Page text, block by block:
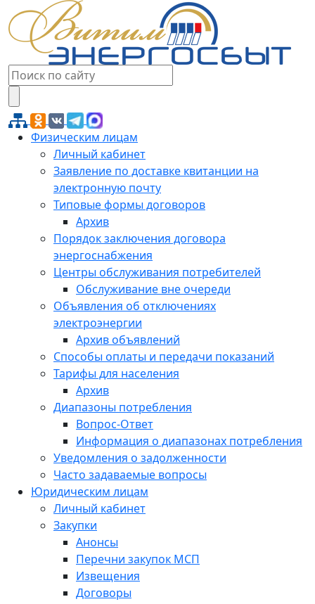
Физическим лицам
Личный кабинет
Заявление по доставке квитанции на
электронную почту
Типовые формы договоров
Архив
Порядок заключения договора
энергоснабжения
Центры обслуживания потребителей
Обслуживание вне очереди
Объявления об отключениях
электроэнергии
Архив объявлений
Способы оплаты и передачи показаний
Тарифы для населения
Архив
Диапазоны потребления
Вопрос-Ответ
Информация о диапазонах потребления
Уведомления о задолженности
Часто задаваемые вопросы
Юридическим лицам
Личный кабинет
Закупки
Анонсы
Перечни закупок МСП
Извещения
Договоры